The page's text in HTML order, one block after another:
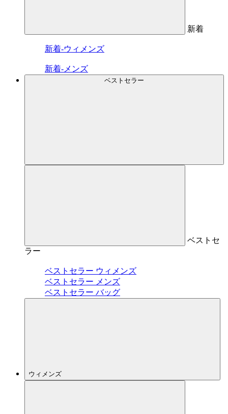
新着
新着-ウィメンズ
新着-メンズ
ベストセラー
ベストセ
ラー
ベストセラー ウィメンズ
ベストセラー メンズ
ベストセラー バッグ
ウィメンズ